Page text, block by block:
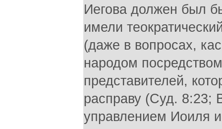
Иегова должен был
имели
(даже в вопросах,
народом
представителей,
расправу (Суд. 8:23;
управлением Иоиля